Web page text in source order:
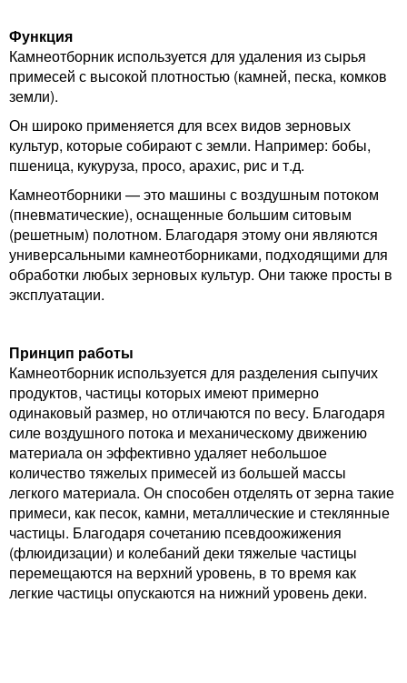
Функция
Камнеотборник используется для удаления из сырья
примесей с высокой плотностью (камней, песка, комков
земли).
Он широко применяется для всех видов зерновых
культур, которые собирают с земли. Например: бобы,
пшеница, кукуруза, просо, арахис, рис и т.д.
Камнеотборники — это машины с воздушным потоком
(пневматические), оснащенные большим ситовым
(решетным) полотном. Благодаря этому они являются
универсальными камнеотборниками, подходящими для
обработки любых зерновых культур. Они также просты в
эксплуатации.
Принцип работы
Камнеотборник используется для разделения сыпучих
продуктов, частицы которых имеют примерно
одинаковый размер, но отличаются по весу. Благодаря
силе воздушного потока и механическому движению
материала он эффективно удаляет небольшое
количество тяжелых примесей из большей массы
легкого материала. Он способен отделять от зерна такие
примеси, как песок, камни, металлические и стеклянные
частицы. Благодаря сочетанию псевдоожижения
(флюидизации) и колебаний деки тяжелые частицы
перемещаются на верхний уровень, в то время как
легкие частицы опускаются на нижний уровень деки.